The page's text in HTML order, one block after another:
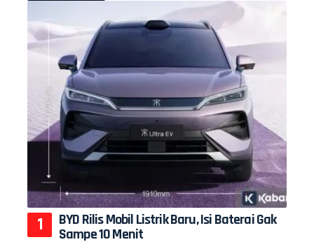
BYD Rilis Mobil Listrik Baru, Isi Baterai Gak
Sampe 10 Menit